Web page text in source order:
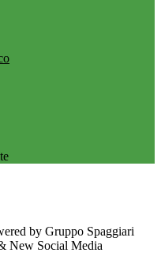
by Gruppo Spaggiari
New Social Media